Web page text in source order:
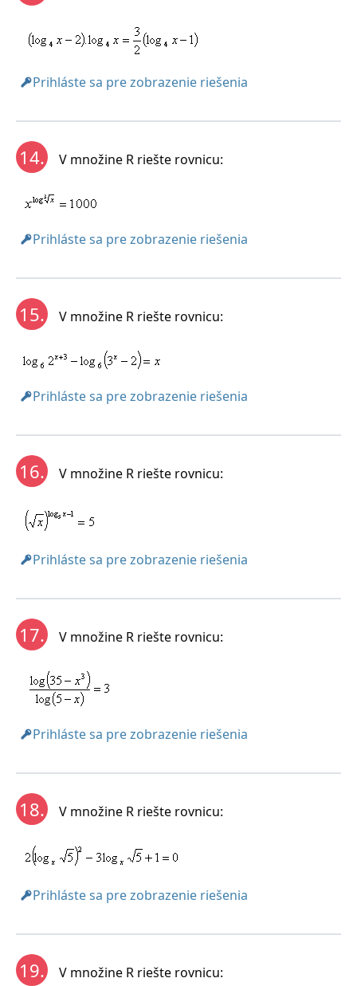
Prihláste sa pre zobrazenie riešenia
14. V množine R riešte rovnicu:
Prihláste sa pre zobrazenie riešenia
15. V množine R riešte rovnicu:
Prihláste sa pre zobrazenie riešenia
16. V množine R riešte rovnicu:
Prihláste sa pre zobrazenie riešenia
17. V množine R riešte rovnicu:
Prihláste sa pre zobrazenie riešenia
18. V množine R riešte rovnicu:
Prihláste sa pre zobrazenie riešenia
19. V množine R riešte rovnicu: